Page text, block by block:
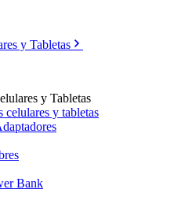
y Tabletas
y Tabletas
celulares y tabletas
Bank